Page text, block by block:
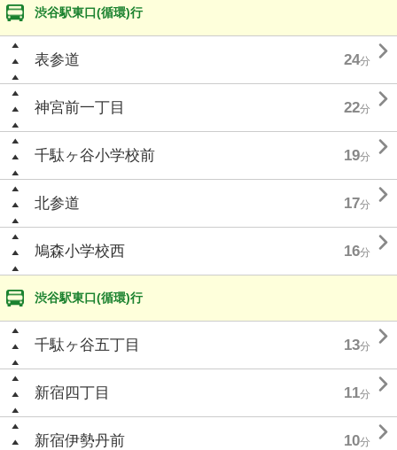
渋谷駅東口(循環)行
表参道 24分 
神宮前一丁目 22分 
千駄ヶ谷小学校前 19分 
北参道 17分 
鳩森小学校西 16分 
渋谷駅東口(循環)行
千駄ヶ谷五丁目 13分 
新宿四丁目 11分 
新宿伊勢丹前 10分 